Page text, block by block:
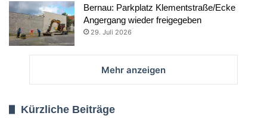
Bernau: Parkplatz Klementstraße/Ecke
Angergang wieder freigegeben
29. Juli 2026
Mehr anzeigen
Kürzliche Beiträge